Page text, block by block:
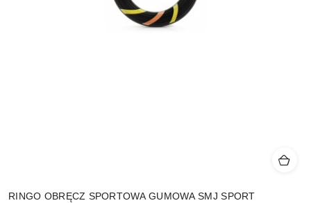
RINGO OBRĘCZ SPORTOWA GUMOWA SMJ SPORT